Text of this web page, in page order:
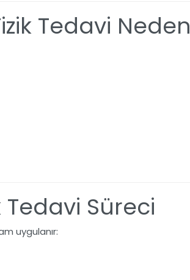
Tedavi Neden
Tedavi Süreci
uygulanır: